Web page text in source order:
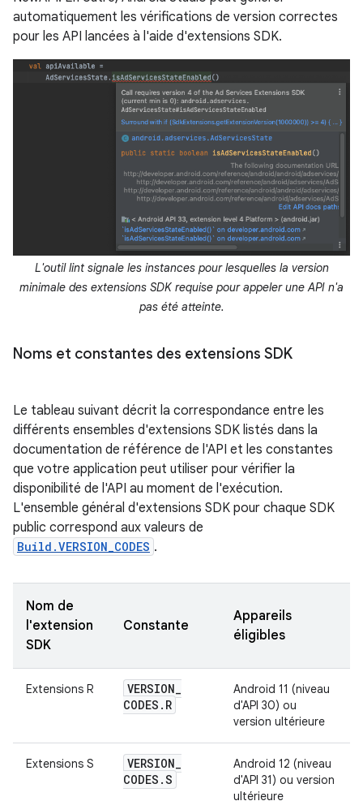
automatiquement les vérifications de version correctes
pour les API lancées à l'aide d'extensions SDK.
L'outil lint signale les instances pour lesquelles la version
minimale des extensions SDK requise pour appeler une API n'a
pas été atteinte.
Noms et constantes des extensions SDK
Le tableau suivant décrit la correspondance entre les
différents ensembles d'extensions SDK listés dans la
documentation de référence de l'API et les constantes
que votre application peut utiliser pour vérifier la
disponibilité de l'API au moment de l'exécution.
L'ensemble général d'extensions SDK pour chaque SDK
public correspond aux valeurs de
Build.VERSION_CODES .
Nom de
l'extension
SDK
Constante
Appareils
éligibles
Extensions R VERSION_
CODES . R
Android 11 (niveau
d'API 30) ou
version ultérieure
Extensions S VERSION_
CODES .S
Android 12 (niveau
d'API 31) ou version
ultérieure